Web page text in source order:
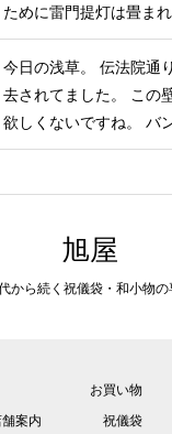
ために雷門提灯は畳ま
今日の浅草。 伝法院通
去されてました。 この
欲しくないですね。 バ
旭屋
から続く祝儀袋・和小物の
案内
お買い物
祝儀袋